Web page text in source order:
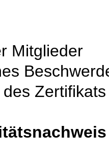
Mitglieder
Zertifikats